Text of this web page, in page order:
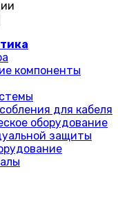
компоненты
для кабеля
оборудование
защиты